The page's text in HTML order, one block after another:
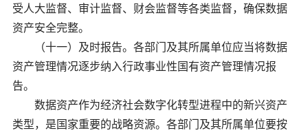
受人大监督、审计监督、财会监督等各类监督，确保数据
资产安全完整。
（十一）及时报告。各部门及其所属单位应当将数据
资产管理情况逐步纳入行政事业性国有资产管理情况报
告。
数据资产作为经济社会数字化转型进程中的新兴资产
类型，是国家重要的战略资源。各部门及其所属单位要按